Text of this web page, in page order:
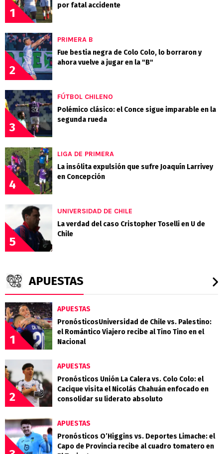
1
por fatal accidente
2
PRIMERA B
Fue bestia negra de Colo Colo, lo borraron y
ahora vuelve a jugar en la "B"
3
FÚTBOL CHILENO
Polémico clásico: el Conce sigue imparable en la
segunda rueda
4
LIGA DE PRIMERA
La insólita expulsión que sufre Joaquín Larrivey
en Concepción
5
UNIVERSIDAD DE CHILE
La verdad del caso Cristopher Toselli en U de
Chile
APUESTAS
1
APUESTAS
PronósticosUniversidad de Chile vs. Palestino:
el Romántico Viajero recibe al Tino Tino en el
Nacional
2
APUESTAS
Pronósticos Unión La Calera vs. Colo Colo: el
Cacique visita el Nicolás Chahuán enfocado en
consolidar su liderato absoluto
APUESTAS
Pronósticos O’Higgins vs. Deportes Limache: el
Capo de Provincia recibe al cuadro tomatero en